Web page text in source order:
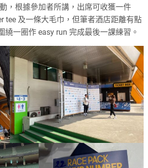
，根據參加者所講，出席可收獲一件
tee 及一條大毛巾，但筆者酒店距離有點
繞一圈作 easy run 完成最後一課練習。